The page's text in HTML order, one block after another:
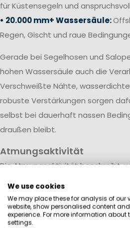
für Küstensegeln und
• 20.000 mm+ Wassersäule:
Regen, Gischt und raue
Gerade bei Segelhosen und
hohen Wassersäule auch die
Verschweißte Nähte,
robuste Verstärkungen sorgen
selbst bei dauerhaft nassen
draußen bleibt.
Atmungsaktivität
Die Atmungsaktivität beschreibt,
transportiert werden. Sie wird
Quadratmeter innerhalb von 24
angegeben.
We use cookies
We may place these for analysis of our
website, show personalised content
experience. For more information about
settings.